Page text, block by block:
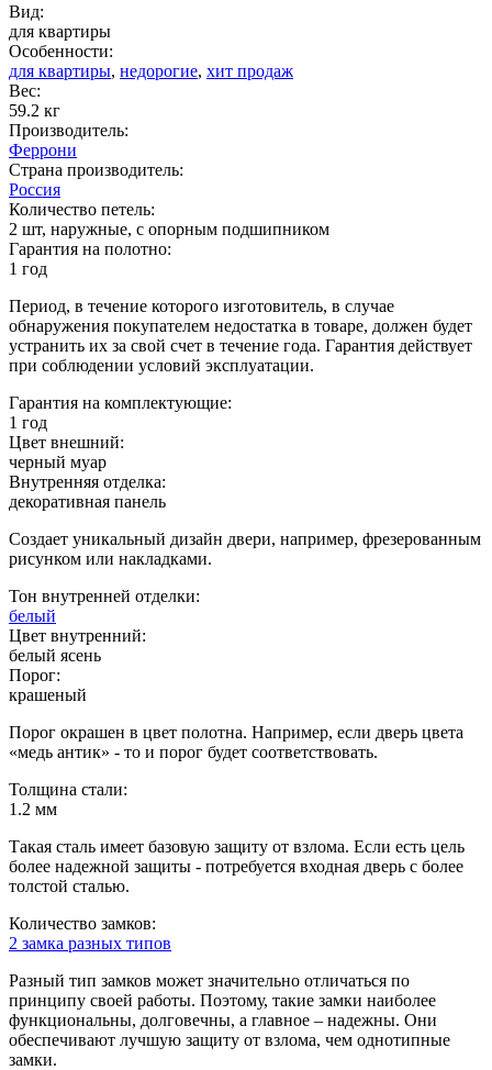
Вид:
для квартиры
Особенности:
для квартиры, недорогие, хит продаж
Вес:
59.2 кг
Производитель:
Феррони
Страна производитель:
Россия
Количество петель:
2 шт, наружные, с опорным подшипником
Гарантия на полотно:
1 год
Период, в течение которого изготовитель, в случае
обнаружения покупателем недостатка в товаре, должен будет
устранить их за свой счет в течение года. Гарантия действует
при соблюдении условий эксплуатации.
Гарантия на комплектующие:
1 год
Цвет внешний:
черный муар
Внутренняя отделка:
декоративная панель
Создает уникальный дизайн двери, например, фрезерованным
рисунком или накладками.
Тон внутренней отделки:
белый
Цвет внутренний:
белый ясень
Порог:
крашеный
Порог окрашен в цвет полотна. Например, если дверь цвета
«медь антик» - то и порог будет соответствовать.
Толщина стали:
1.2 мм
Такая сталь имеет базовую защиту от взлома. Если есть цель
более надежной защиты - потребуется входная дверь с более
толстой сталью.
Количество замков:
2 замка разных типов
Разный тип замков может значительно отличаться по
принципу своей работы. Поэтому, такие замки наиболее
функциональны, долговечны, а главное – надежны. Они
обеспечивают лучшую защиту от взлома, чем однотипные
замки.